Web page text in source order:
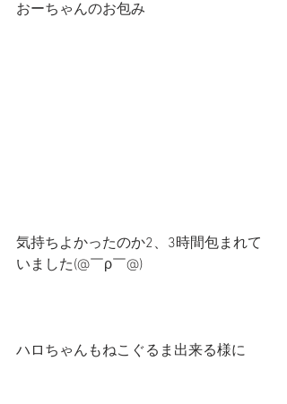
おーちゃんのお包み
気持ちよかったのか2、3時間包まれて
いました(@￣ρ￣@)
ハロちゃんもねこぐるま出来る様に